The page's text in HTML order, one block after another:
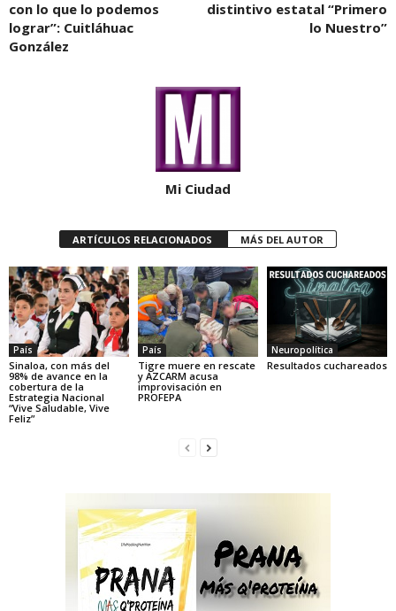
con lo que lo podemos
lograr”: Cuitláhuac
González
distintivo estatal “Primero
lo Nuestro”
Mi Ciudad
ARTÍCULOS RELACIONADOS MÁS DEL AUTOR
País
Sinaloa, con más del
98% de avance en la
cobertura de la
Estrategia Nacional
“Vive Saludable, Vive
Feliz”
País
Tigre muere en rescate
y AZCARM acusa
improvisación en
PROFEPA
Neuropolítica
Resultados cuchareados